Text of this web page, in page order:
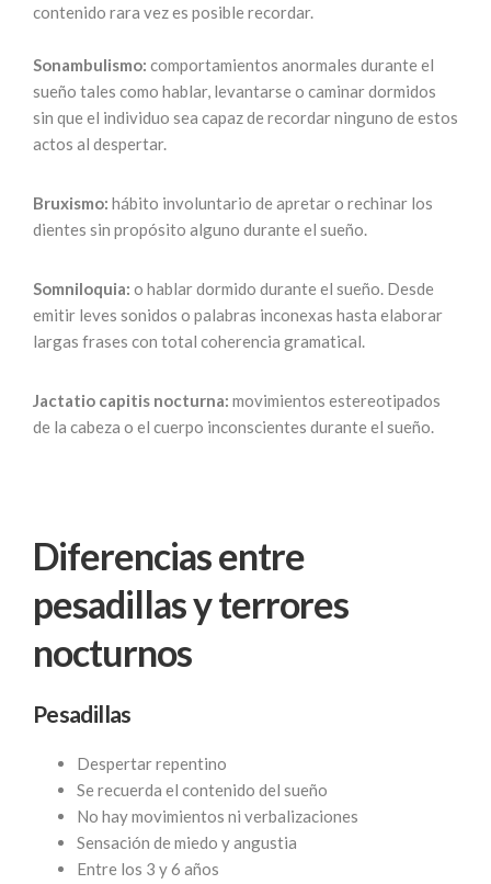
contenido rara vez es posible recordar.
Sonambulismo: comportamientos anormales durante el
sueño tales como hablar, levantarse o caminar dormidos
sin que el individuo sea capaz de recordar ninguno de estos
actos al despertar.
Bruxismo: hábito involuntario de apretar o rechinar los
dientes sin propósito alguno durante el sueño.
Somniloquia: o hablar dormido durante el sueño. Desde
emitir leves sonidos o palabras inconexas hasta elaborar
largas frases con total coherencia gramatical.
Jactatio capitis nocturna: movimientos estereotipados
de la cabeza o el cuerpo inconscientes durante el sueño.
Diferencias entre
pesadillas y terrores
nocturnos
Pesadillas
Despertar repentino
Se recuerda el contenido del sueño
No hay movimientos ni verbalizaciones
Sensación de miedo y angustia
Entre los 3 y 6 años